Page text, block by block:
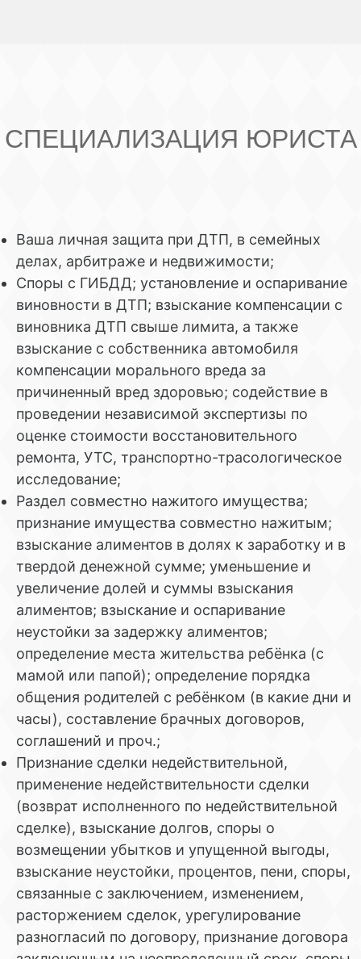
СПЕЦИАЛИЗАЦИЯ ЮРИСТА
Ваша личная защита при ДТП, в семейных
делах, арбитраже и недвижимости;
Споры с ГИБДД; установление и оспаривание
виновности в ДТП; взыскание компенсации с
виновника ДТП свыше лимита, а также
взыскание с собственника автомобиля
компенсации морального вреда за
причиненный вред здоровью; содействие в
проведении независимой экспертизы по
оценке стоимости восстановительного
ремонта, УТС, транспортно-трасологическое
исследование;
Раздел совместно нажитого имущества;
признание имущества совместно нажитым;
взыскание алиментов в долях к заработку и в
твердой денежной сумме; уменьшение и
увеличение долей и суммы взыскания
алиментов; взыскание и оспаривание
неустойки за задержку алиментов;
определение места жительства ребёнка (с
мамой или папой); определение порядка
общения родителей с ребёнком (в какие дни и
часы), составление брачных договоров,
соглашений и проч.;
Признание сделки недействительной,
применение недействительности сделки
(возврат исполненного по недействительной
сделке), взыскание долгов, споры о
возмещении убытков и упущенной выгоды,
взыскание неустойки, процентов, пени, споры,
связанные с заключением, изменением,
расторжением сделок, урегулирование
разногласий по договору, признание договора